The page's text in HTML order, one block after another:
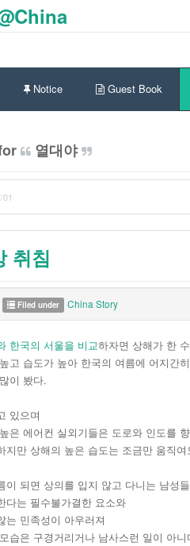
Notice Guest Book
열대야
01
취침
Filed under China Story
한국의 서울을 비교하자면 상해가 한
고 습도가 높아 한국의 여름에 어지간
이 봤다.
있으며
은 에어컨 실외기들은 도로와 인도를
지만 상해의 높은 습도는 조금만 움직
이 되면 상의를 입지 않고 다니는 남성
다는 필수불가결한 요소와
는 민족성이 아우러져
습은 구경거리거나 남사스런 일이 아니